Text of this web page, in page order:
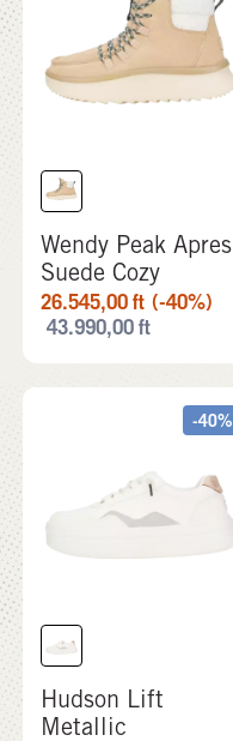
Wendy Peak Apres
Suede Cozy
26.545,00ft (-40%)
43.990,00ft
-40%
Hudson Lift
Metallic